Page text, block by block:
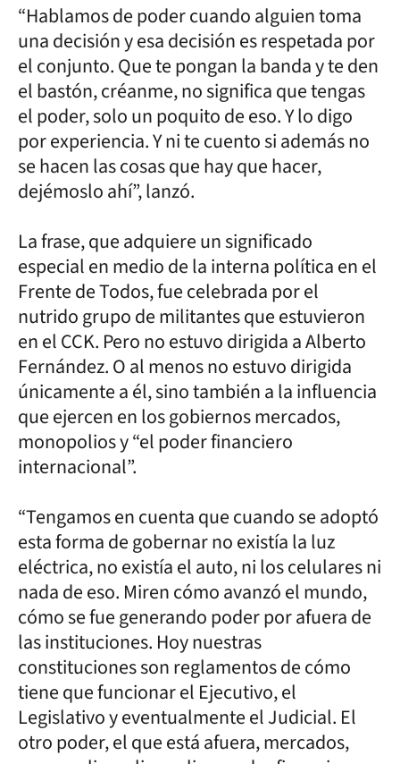
“Hablamos de poder cuando alguien toma
una decisión y esa decisión es respetada por
el conjunto. Que te pongan la banda y te den
el bastón, créanme, no significa que tengas
el poder, solo un poquito de eso. Y lo digo
por experiencia. Y ni te cuento si además no
se hacen las cosas que hay que hacer,
dejémoslo ahí”, lanzó.
La frase, que adquiere un significado
especial en medio de la interna política en el
Frente de Todos, fue celebrada por el
nutrido grupo de militantes que estuvieron
en el CCK. Pero no estuvo dirigida a Alberto
Fernández. O al menos no estuvo dirigida
únicamente a él, sino también a la influencia
que ejercen en los gobiernos mercados,
monopolios y “el poder financiero
internacional”.
“Tengamos en cuenta que cuando se adoptó
esta forma de gobernar no existía la luz
eléctrica, no existía el auto, ni los celulares ni
nada de eso. Miren cómo avanzó el mundo,
cómo se fue generando poder por afuera de
las instituciones. Hoy nuestras
constituciones son reglamentos de cómo
tiene que funcionar el Ejecutivo, el
Legislativo y eventualmente el Judicial. El
otro poder, el que está afuera, mercados,